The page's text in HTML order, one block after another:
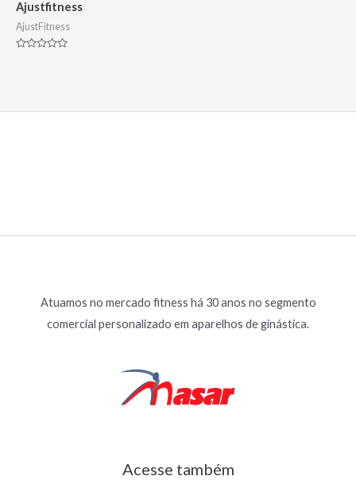
Ajustfitness
AjustFitness
Atuamos no mercado fitness há 30 anos no segmento
comercial personalizado em aparelhos de ginástica.
Acesse também